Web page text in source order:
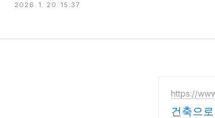
MASILWIDE
2026. 1. 20. 15:37
https://
건축으